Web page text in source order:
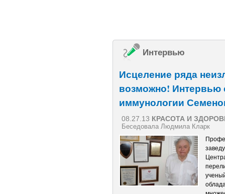
Интервью
Исцеление ряда
возможно!
иммунологии
08.27.13 КРАСОТА И
Беседовала Людмила Кларк